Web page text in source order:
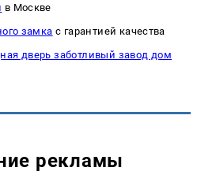
в Москве
замка с гарантией качества
дверь заботливый завод дом
рекламы